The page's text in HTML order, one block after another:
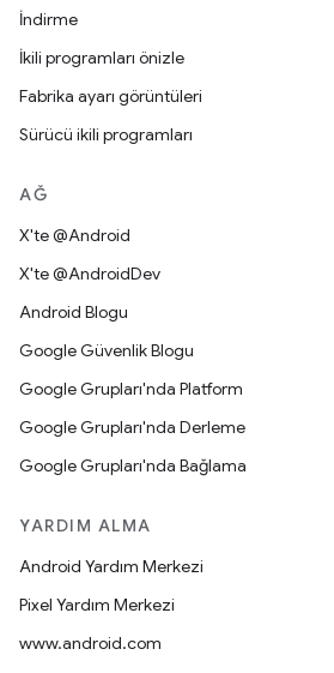
İndirme
İkili programları önizle
Fabrika ayarı görüntüleri
Sürücü ikili programları
AĞ
X'te @Android
X'te @AndroidDev
Android Blogu
Google Güvenlik Blogu
Google Grupları'nda Platform
Google Grupları'nda Derleme
Google Grupları'nda Bağlama
YARDIM ALMA
Android Yardım Merkezi
Pixel Yardım Merkezi
www.android.com